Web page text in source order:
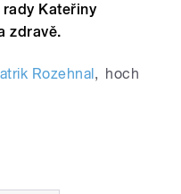
Kateřiny
zdravě.
Rozehnal, hoch